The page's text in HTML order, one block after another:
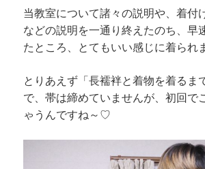
当教室について諸々の説明や、着付
などの説明を一通り終えたのち、早
たところ、とてもいい感じに着られ
とりあえず「長襦袢と着物を着るま
で、帯は締めていませんが、初回で
ゃうんですね～♡